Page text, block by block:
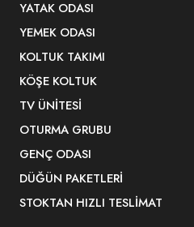
YATAK ODASI
YEMEK ODASI
KOLTUK TAKIMI
KÖŞE KOLTUK
TV ÜNITESI
OTURMA GRUBU
GENÇ ODASI
DÜĞÜN PAKETLERI
STOKTAN HIZLI TESLIMAT